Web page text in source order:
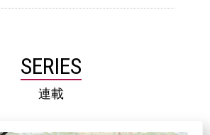
SERIES
連載